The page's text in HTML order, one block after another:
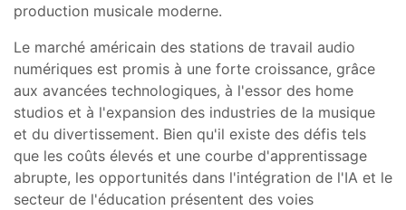
production musicale moderne.
Le marché américain des stations de travail audio
numériques est promis à une forte croissance, grâce
aux avancées technologiques, à l'essor des home
studios et à l'expansion des industries de la musique
et du divertissement. Bien qu'il existe des défis tels
que les coûts élevés et une courbe d'apprentissage
abrupte, les opportunités dans l'intégration de l'IA et le
secteur de l'éducation présentent des voies